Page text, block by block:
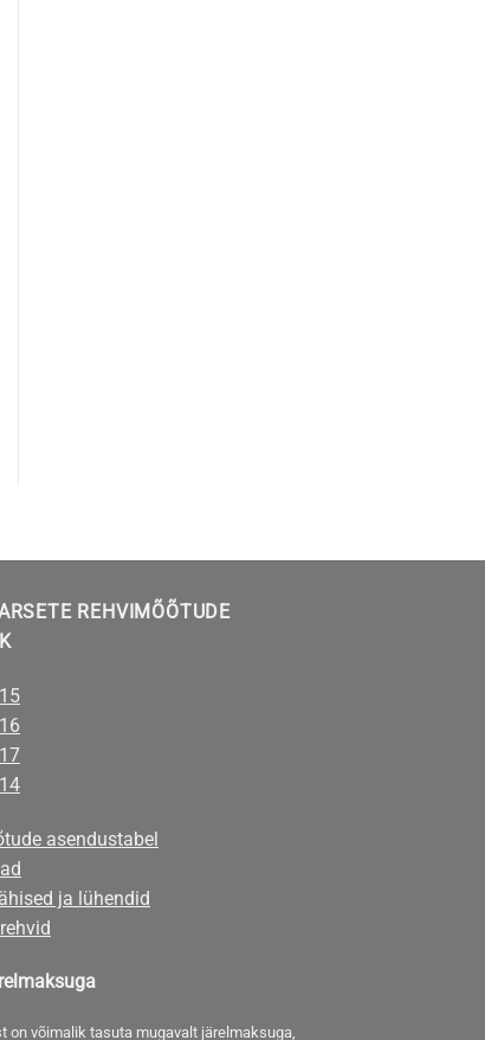
REHVIMÕÕTUDE
asendustabel
ja lühendid
on võimalik tasuta mugavalt järelmaksuga,